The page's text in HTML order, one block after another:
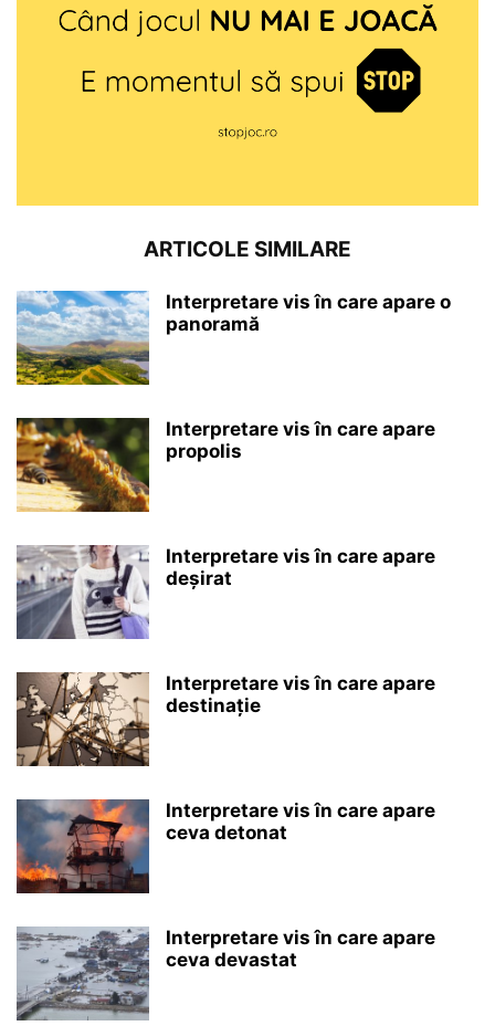
ARTICOLE SIMILARE
Interpretare vis în care apare o
panoramă
Interpretare vis în care apare
propolis
Interpretare vis în care apare
deșirat
Interpretare vis în care apare
destinație
Interpretare vis în care apare
ceva detonat
Interpretare vis în care apare
ceva devastat